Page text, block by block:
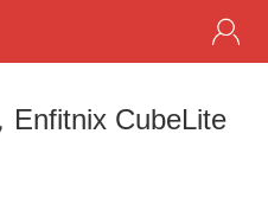
Enfitnix CubeLite